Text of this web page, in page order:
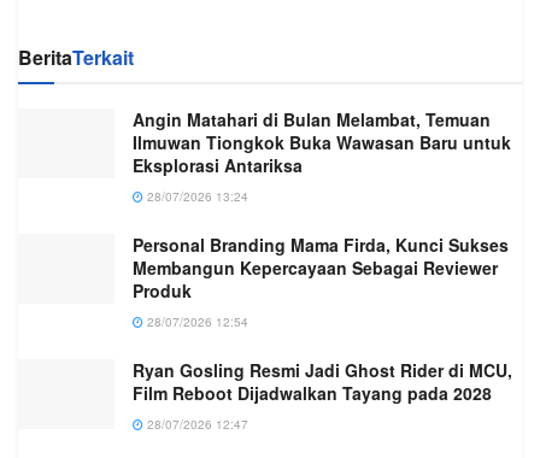
BeritaTerkait
Angin Matahari di Bulan Melambat, Temuan
Ilmuwan Tiongkok Buka Wawasan Baru untuk
Eksplorasi Antariksa
28/07/2026 13:24
Personal Branding Mama Firda, Kunci Sukses
Membangun Kepercayaan Sebagai Reviewer
Produk
28/07/2026 12:54
Ryan Gosling Resmi Jadi Ghost Rider di MCU,
Film Reboot Dijadwalkan Tayang pada 2028
28/07/2026 12:47